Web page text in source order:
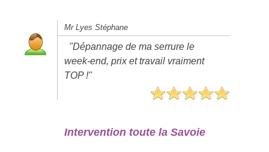
Mr Lyes Stéphane
"Dépannage de ma serrure le
week-end, prix et travail vraiment
TOP !"
Intervention toute la Savoie